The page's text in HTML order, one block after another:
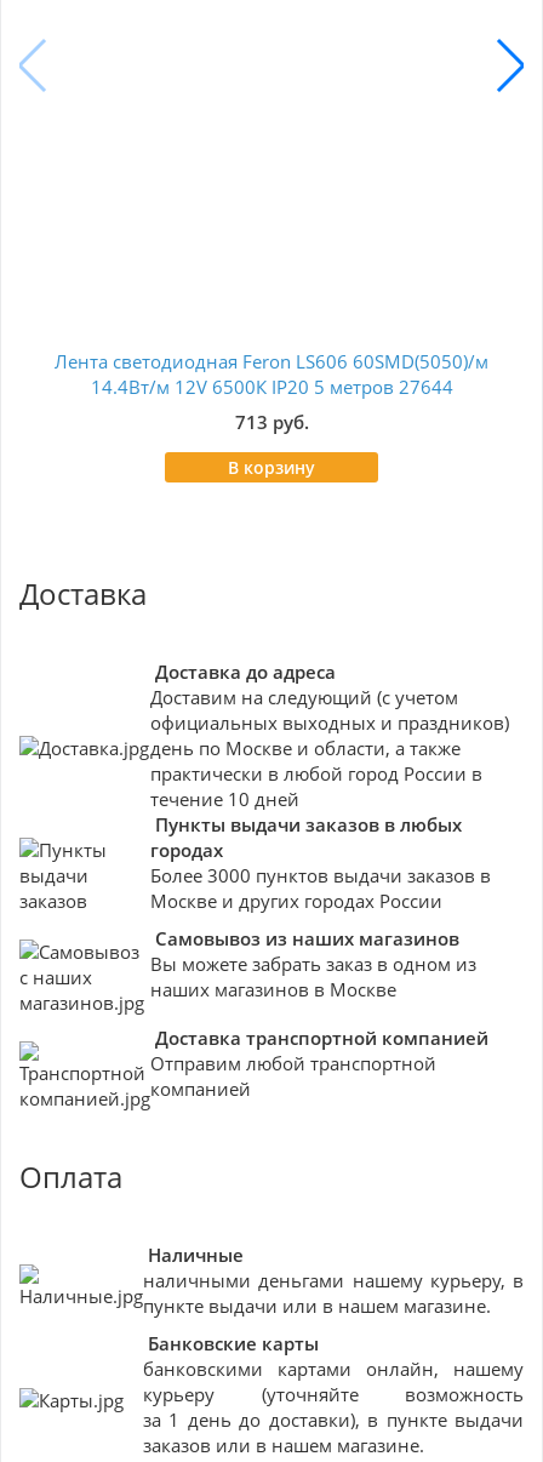
Лента светодиодная Feron LS606 60SMD(5050)/м
14.4Вт/м 12V 6500К IP20 5 метров 27644
713 руб.
В корзину
Доставка
Доставка до адреса
Доставим на следующий (с учетом
официальных выходных и праздников)
день по Москве и области, а также
практически в любой город России в
течение 10 дней
Пункты выдачи заказов в любых
городах
Более 3000 пунктов выдачи заказов в
Москве и других городах России
Самовывоз из наших магазинов
Вы можете забрать заказ в одном из
наших магазинов в Москве
Доставка транспортной компанией
Отправим любой транспортной
компанией
Оплата
Наличные
наличными деньгами нашему курьеру, в
пункте выдачи или в нашем магазине.
Банковские карты
банковскими картами онлайн, нашему
курьеру (уточняйте возможность
за 1 день до доставки), в пункте выдачи
заказов или в нашем магазине.